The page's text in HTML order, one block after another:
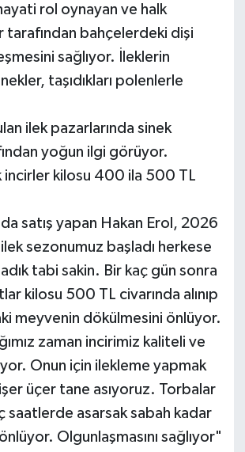
rol oynayan ve halk
tarafından bahçelerdeki dişi
sağlıyor. İleklerin
taşıdıkları polenlerle
ilek pazarlarında sinek
yoğun ilgi görüyor.
incirler kilosu 400 ila 500 TL
satış yapan Hakan Erol, 2026
ilek sezonumuz başladı herkese
tabi sakin. Bir kaç gün sonra
kilosu 500 TL civarında alınıp
meyvenin dökülmesini önlüyor.
zaman incirimiz kaliteli ve
Onun için ilekleme yapmak
üçer tane asıyoruz. Torbalar
saatlerde asarsak sabah kadar
Olgunlaşmasını sağlıyor"